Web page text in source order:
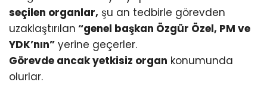
seçilen organlar, şu an tedbirle görevden
uzaklaştırılan “genel başkan Özgür Özel, PM ve
YDK’nın” yerine geçerler.
Görevde ancak yetkisiz organ konumunda
olurlar.